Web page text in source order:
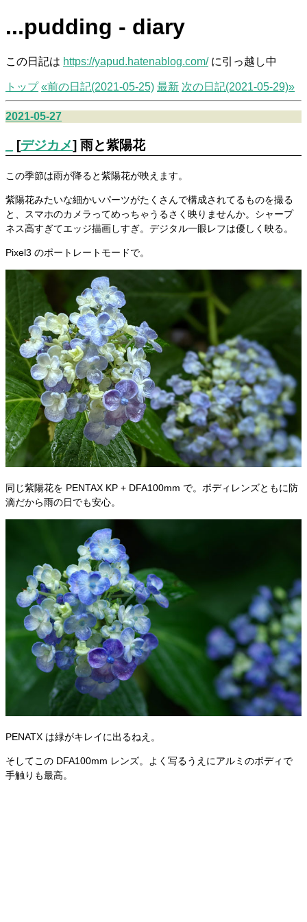
...pudding - diary
この日記は https://yapud.hatenablog.com/に引っ越し中
トップ «前の日記(2021-05-25) 最新 次の日記(2021-05-29)»
2021-05-27
[デジカメ] 雨と紫陽花
この季節は雨が降ると紫陽花が映えます。
紫陽花みたいな細かいパーツがたくさんで構成されてるものを撮る
と、スマホのカメラってめっちゃうるさく映りませんか。シャープ
ネス高すぎてエッジ描画しすぎ。デジタル一眼レフは優しく映る。
Pixel3 のポートレートモードで。
同じ紫陽花を PENTAX KP + DFA100mm で。ボディレンズともに防
滴だから雨の日でも安心。
PENATX は緑がキレイに出るねえ。
そしてこの DFA100mm レンズ。よく写るうえにアルミのボディで
手触りも最高。